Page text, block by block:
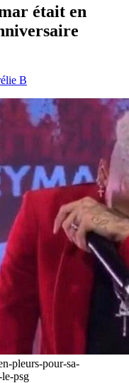
était en
B
pleurs-pour-sa-
psg